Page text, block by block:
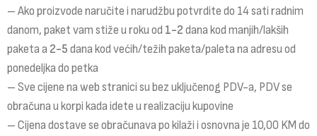
– Ako proizvode naručite i narudžbu potvrdite do 14 sati radnim
danom, paket vam stiže u roku od 1-2 dana kod manjih/lakših
paketa a 2-5 dana kod većih/težih paketa/paleta na adresu od
ponedeljka do petka
– Sve cijene na web stranici su bez uključenog PDV-a, PDV se
obračuna u korpi kada idete u realizaciju kupovine
– Cijena dostave se obračunava po kilaži i osnovna je 10,00 KM do